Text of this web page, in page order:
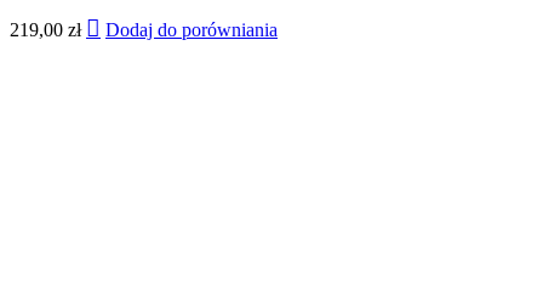
219,00 zł Dodaj do porówniania